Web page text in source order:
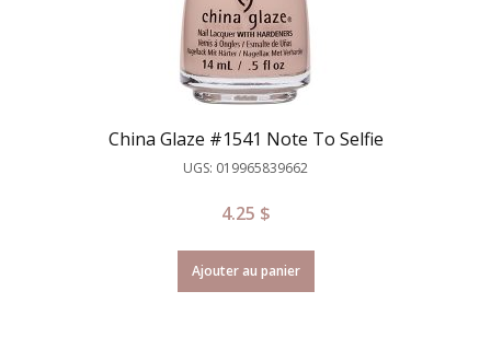
China Glaze #1541 Note To Selfie
UGS: 019965839662
4.25 $
Ajouter au panier